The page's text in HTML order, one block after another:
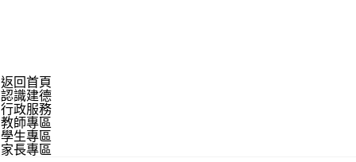
返回首頁
認識建德
行政服務
教師專區
學生專區
家長專區